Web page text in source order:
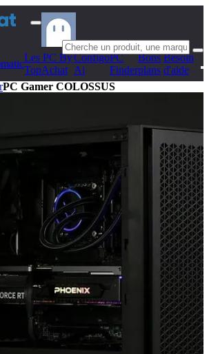
Les PC By
TopAchat
Configo
Ai
PC
Finder
Bons
plans
Besoin
d'aide
PC Gamer COLOSSUS